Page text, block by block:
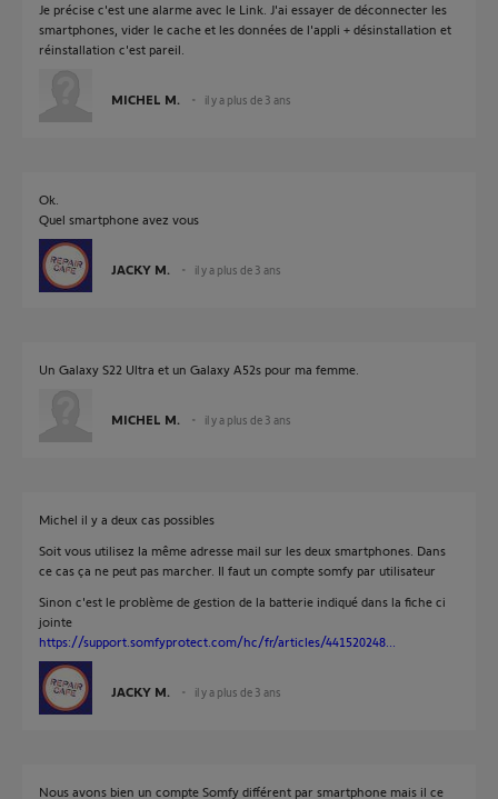
Je précise c'est une alarme avec le Link. J'ai essayer de déconnecter les
smartphones, vider le cache et les données de l'appli + désinstallation et
réinstallation c'est pareil.
MICHEL M. il y a plus de 3 ans
Ok.
Quel smartphone avez vous
JACKY M. il y a plus de 3 ans
Un Galaxy S22 Ultra et un Galaxy A52s pour ma femme.
MICHEL M. il y a plus de 3 ans
Michel il y a deux cas possibles
Soit vous utilisez la même adresse mail sur les deux smartphones. Dans
ce cas ça ne peut pas marcher. Il faut un compte somfy par utilisateur
Sinon c'est le problème de gestion de la batterie indiqué dans la fiche ci
jointe
https://support.somfyprotect.com/hc/fr/articles/441520248...
JACKY M. il y a plus de 3 ans
Nous avons bien un compte Somfy différent par smartphone mais il ce